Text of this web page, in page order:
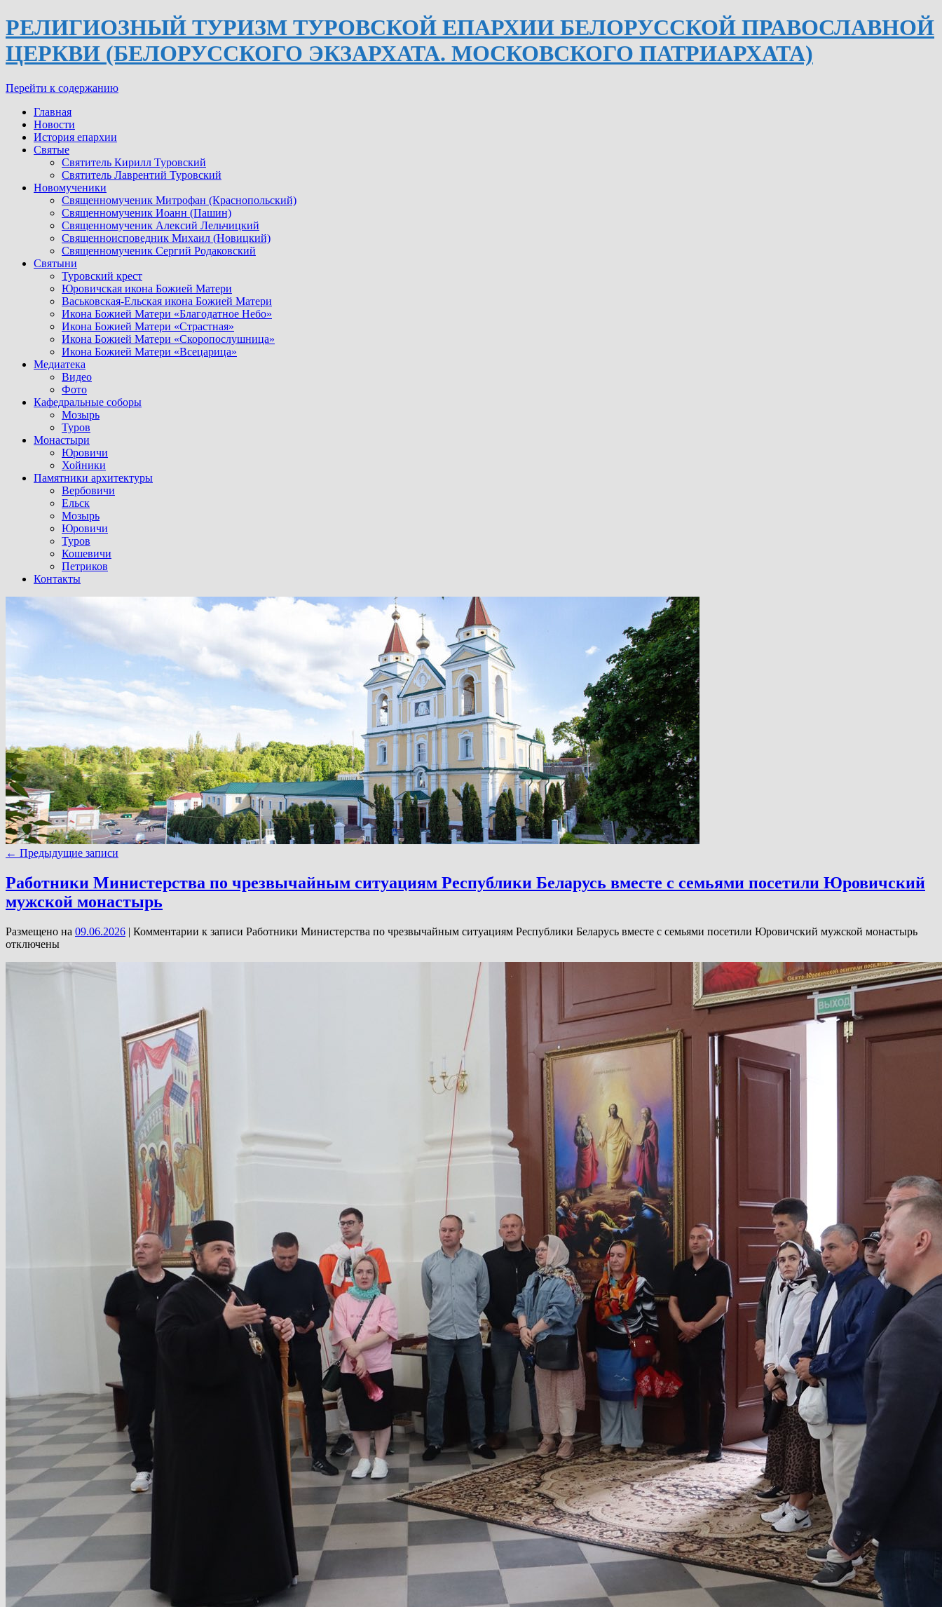
РЕЛИГИОЗНЫЙ ТУРИЗМ ТУРОВСКОЙ ЕПАРХИИ БЕЛОРУССКОЙ ПРАВОСЛАВНОЙ
ЦЕРКВИ (БЕЛОРУССКОГО ЭКЗАРХАТА. МОСКОВСКОГО ПАТРИАРХАТА)
Перейти к содержанию
Главная
Новости
История епархии
Святые
Святитель Кирилл Туровский
Святитель Лаврентий Туровский
Новомученики
Священномученик Митрофан (Краснопольский)
Священномученик Иоанн (Пашин)
Священномученик Алексий Лельчицкий
Священноисповедник Михаил (Новицкий)
Священномученик Сергий Родаковский
Святыни
Туровский крест
Юровичская икона Божией Матери
Васьковская-Ельская икона Божией Матери
Икона Божией Матери «Благодатное Небо»
Икона Божией Матери «Страстная»
Икона Божией Матери «Скоропослушница»
Икона Божией Матери «Всецарица»
Медиатека
Видео
Фото
Кафедральные соборы
Мозырь
Туров
Монастыри
Юровичи
Хойники
Памятники архитектуры
Вербовичи
Ельск
Мозырь
Юровичи
Туров
Кошевичи
Петриков
Контакты
← Предыдущие записи
Работники Министерства по чрезвычайным ситуациям Республики Беларусь вместе с семьями посетили Юровичский
мужской монастырь
Размещено на 09.06.2026 | Комментарии к записи Работники Министерства по чрезвычайным ситуациям Республики Беларусь вместе с семьями посетили Юровичский мужской монастырь
отключены